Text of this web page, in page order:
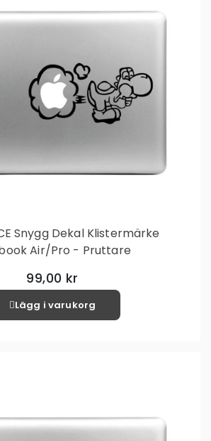
Snygg Dekal Klistermärke
Air/Pro - Pruttare
99,00 kr
Lägg i varukorg